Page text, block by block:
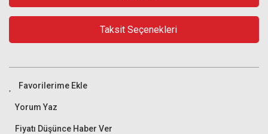
Taksit Seçenekleri
Yorum Yaz
Fiyatı Düşünce Haber Ver